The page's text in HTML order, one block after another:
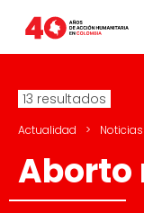
13 resultados
Actualidad > Noticias
Aborto